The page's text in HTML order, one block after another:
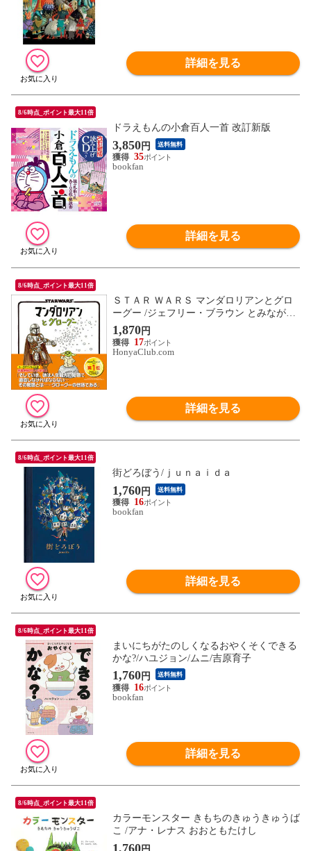
詳細を見る
8/6時点_ポイント最大11倍
ドラえもんの小倉百人一首 改訂新版
3,850円 送料無料
35
bookfan
詳細を見る
8/6時点_ポイント最大11倍
ＳＴＡＲ ＷＡＲＳ マンダロリアンとグロ
ーグー /ジェフリー・ブラウン とみながあ
きこ
1,870円
17
HonyaClub.com
詳細を見る
8/6時点_ポイント最大11倍
街どろぼう/ｊｕｎａｉｄａ
1,760円 送料無料
16
bookfan
詳細を見る
8/6時点_ポイント最大11倍
まいにちがたのしくなるおやくそくできる
かな?/ハユジョン/ムニ/吉原育子
1,760円 送料無料
16
bookfan
詳細を見る
8/6時点_ポイント最大11倍
カラーモンスター きもちのきゅうきゅうば
こ /アナ・レナス おおともたけし